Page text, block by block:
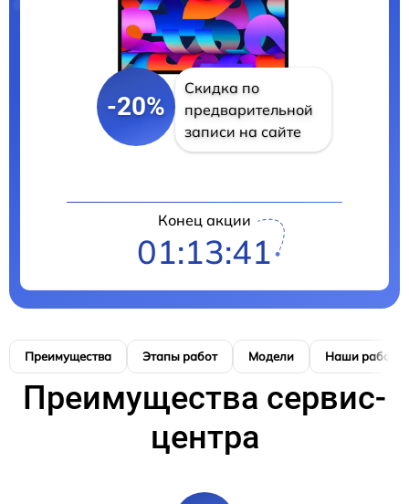
-20%
Скидка по
предварительной
записи на сайте
Конец акции
01:13:39
Преимущества Этапы работ Модели Наши работы
Преимущества сервис-
центра